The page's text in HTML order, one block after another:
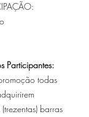
Participantes:
todas
barras